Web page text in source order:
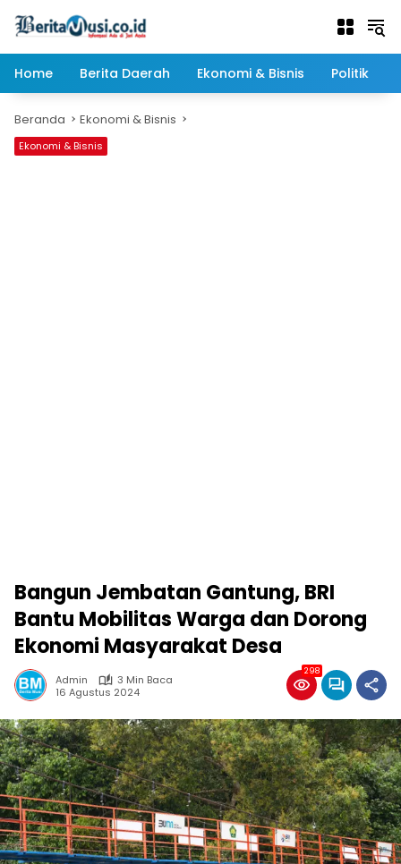
Home
Berita Daerah Ekonomi & Bisnis Politik
Beranda Ekonomi & Bisnis
Ekonomi & Bisnis
Bangun Jembatan Gantung, BRI
Bantu Mobilitas Warga dan Dorong
Ekonomi Masyarakat Desa
Admin
3 Min Baca
16 Agustus 2024
298